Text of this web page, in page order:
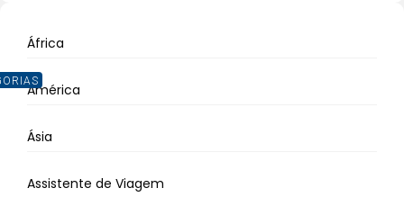
África
América
Ásia
Assistente de Viagem